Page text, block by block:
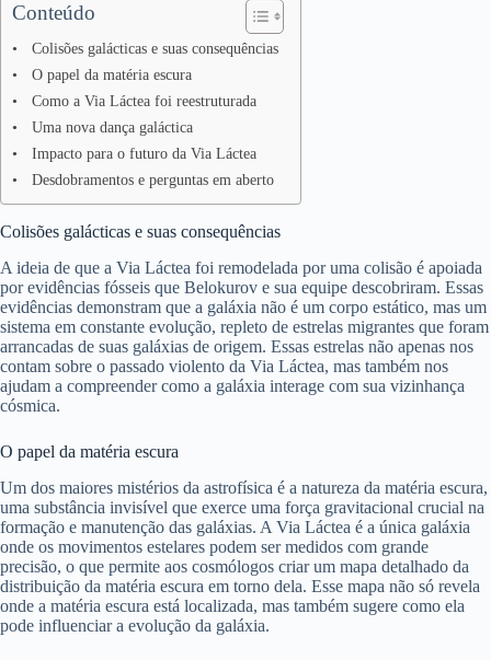
Conteúdo
Colisões galácticas e suas consequências
O papel da matéria escura
Como a Via Láctea foi reestruturada
Uma nova dança galáctica
Impacto para o futuro da Via Láctea
Desdobramentos e perguntas em aberto
Colisões galácticas e suas consequências
A ideia de que a Via Láctea foi remodelada por uma colisão é apoiada
por evidências fósseis que Belokurov e sua equipe descobriram. Essas
evidências demonstram que a galáxia não é um corpo estático, mas um
sistema em constante evolução, repleto de estrelas migrantes que foram
arrancadas de suas galáxias de origem. Essas estrelas não apenas nos
contam sobre o passado violento da Via Láctea, mas também nos
ajudam a compreender como a galáxia interage com sua vizinhança
cósmica.
O papel da matéria escura
Um dos maiores mistérios da astrofísica é a natureza da matéria escura,
uma substância invisível que exerce uma força gravitacional crucial na
formação e manutenção das galáxias. A Via Láctea é a única galáxia
onde os movimentos estelares podem ser medidos com grande
precisão, o que permite aos cosmólogos criar um mapa detalhado da
distribuição da matéria escura em torno dela. Esse mapa não só revela
onde a matéria escura está localizada, mas também sugere como ela
pode influenciar a evolução da galáxia.